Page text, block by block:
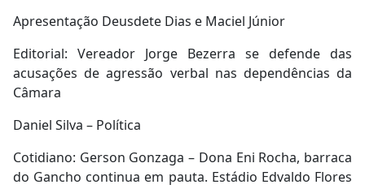
Apresentação Deusdete Dias e Maciel Júnior
Editorial: Vereador Jorge Bezerra se defende das
acusações de agressão verbal nas dependências da
Câmara
Daniel Silva – Política
Cotidiano: Gerson Gonzaga – Dona Eni Rocha, barraca
do Gancho continua em pauta. Estádio Edvaldo Flores